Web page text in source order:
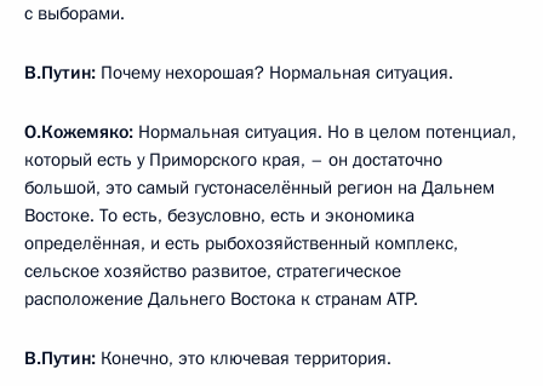
с выборами.
В.Путин: Почему нехорошая? Нормальная ситуация.
О.Кожемяко: Нормальная ситуация. Но в целом потенциал,
который есть у Приморского края, – он достаточно
большой, это самый густонаселённый регион на Дальнем
Востоке. То есть, безусловно, есть и экономика
определённая, и есть рыбохозяйственный комплекс,
сельское хозяйство развитое, стратегическое
расположение Дальнего Востока к странам АТР.
В.Путин: Конечно, это ключевая территория.